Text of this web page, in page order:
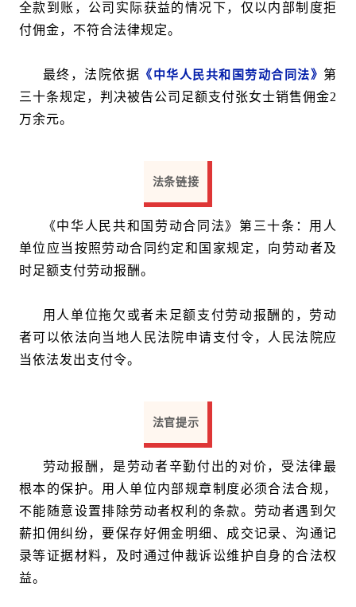
全款到账，公司实际获益的情况下，仅以内部制度拒
付佣金，不符合法律规定。
最终，法院依据 《中华人民共和国劳动合同法》 第
三十条规定，判决被告公司足额支付张女士销售佣金2
万余元。
法条链接
《中华人民共和国劳动合同法》第三十条：用人
单位应当按照劳动合同约定和国家规定，向劳动者及
时足额支付劳动报酬。
用人单位拖欠或者未足额支付劳动报酬的，劳动
者可以依法向当地人民法院申请支付令，人民法院应
当依法发出支付令。
法官提示
劳动报酬，是劳动者辛勤付出的对价，受法律最
根本的保护。用人单位内部规章制度必须合法合规，
不能随意设置排除劳动者权利的条款。劳动者遇到欠
薪扣佣纠纷，要保存好佣金明细、成交记录、沟通记
录等证据材料，及时通过仲裁诉讼维护自身的合法权
益。